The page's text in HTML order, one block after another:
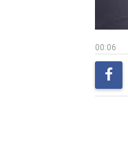
00:06